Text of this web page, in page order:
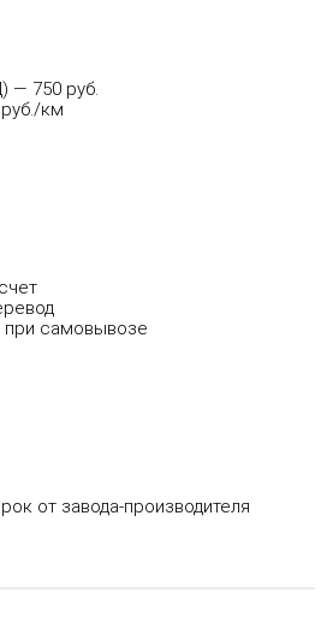
— 750 руб.
км
при самовывозе
от завода-производителя